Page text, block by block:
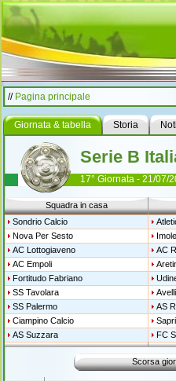
// Pagina principale
Giornata & tabella Storia
Serie B
17° Giornata - 21/07/
Squadra in casa
Sondrio Calcio
Nova Per Sesto
AC Lottogiaveno
AC
AC Empoli
Fortitudo Fabriano
SS Tavolara
SS Palermo
AS
Ciampino Calcio
AS Suzzara
FC
Scorsa